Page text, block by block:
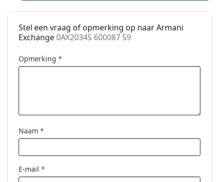
Stel een vraag of opmerking op naar Armani
Exchange0AX2034S 600087 59
Opmerking *
Naam *
E-mail *